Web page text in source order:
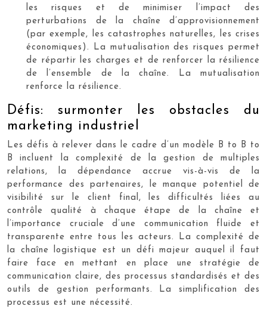
les risques et de minimiser l’impact des
perturbations de la chaîne d’approvisionnement
(par exemple, les catastrophes naturelles, les crises
économiques). La mutualisation des risques permet
de répartir les charges et de renforcer la résilience
de l’ensemble de la chaîne. La mutualisation
renforce la résilience.
Défis: surmonter les obstacles du
marketing industriel
Les défis à relever dans le cadre d’un modèle B to B to
B incluent la complexité de la gestion de multiples
relations, la dépendance accrue vis-à-vis de la
performance des partenaires, le manque potentiel de
visibilité sur le client final, les difficultés liées au
contrôle qualité à chaque étape de la chaîne et
l’importance cruciale d’une communication fluide et
transparente entre tous les acteurs. La complexité de
la chaîne logistique est un défi majeur auquel il faut
faire face en mettant en place une stratégie de
communication claire, des processus standardisés et des
outils de gestion performants. La simplification des
processus est une nécessité.